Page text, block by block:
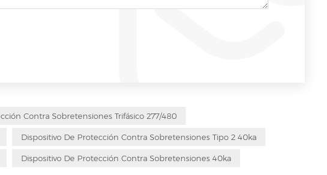
Contra Sobretensiones Trifásico 277/480
Dispositivo De Protección Contra Sobretensiones Tipo 2 40ka
Dispositivo De Protección Contra Sobretensiones 40ka